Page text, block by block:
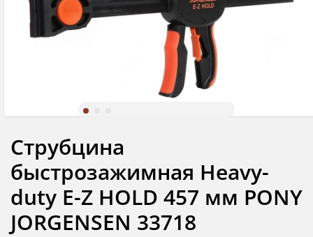
Струбцина
быстрозажимная Heavy-
duty E-Z HOLD 457 мм PONY
JORGENSEN 33718